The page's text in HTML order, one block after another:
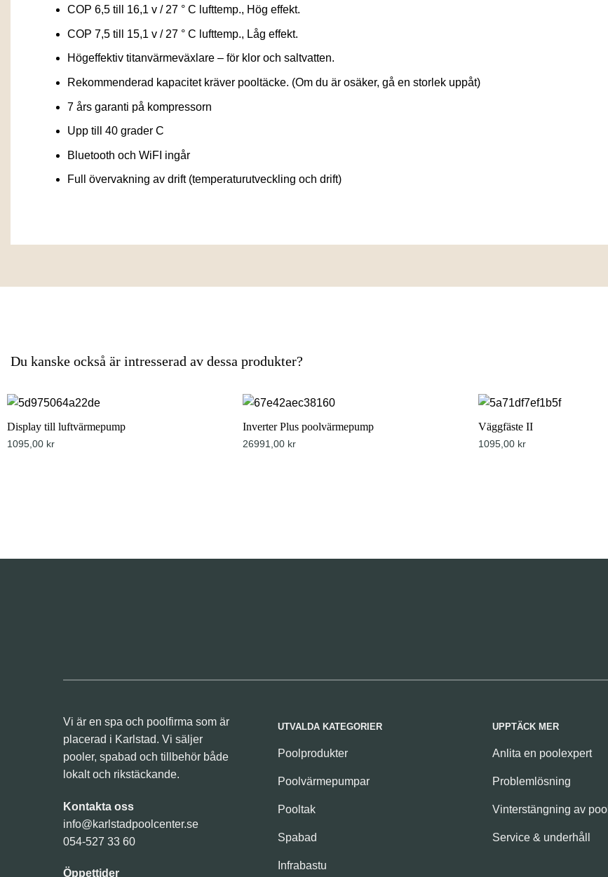
COP 6,5 till 16,1 v / 27 ° C lufttemp., Hög effekt.
COP 7,5 till 15,1 v / 27 ° C lufttemp., Låg effekt.
Högeffektiv titanvärmeväxlare – för klor och saltvatten.
Rekommenderad kapacitet kräver pooltäcke. (Om du är osäker, gå en storlek uppåt)
7 års garanti på kompressorn
Upp till 40 grader C
Bluetooth och WiFI ingår
Full övervakning av drift (temperaturutveckling och drift)
Du kanske också är intresserad av dessa produkter?
Display till luftvärmepump
1095,00 kr
Just nu 10% rabatt
Inverter Plus poolvärmepump
26991,00 kr
Väggfäste II
1095,00 kr
Vi är en spa och poolfirma som är
placerad i Karlstad. Vi säljer
pooler, spabad och tillbehör både
lokalt och rikstäckande.
Kontakta oss
info@karlstadpoolcenter.se
054-527 33 60
Öppettider
UTVALDA KATEGORIER
Poolprodukter
Poolvärmepumpar
Pooltak
Spabad
Infrabastu
UPPTÄCK MER
Anlita en poolexpert
Problemlösning
Vinterstängning av pool
Service & underhåll